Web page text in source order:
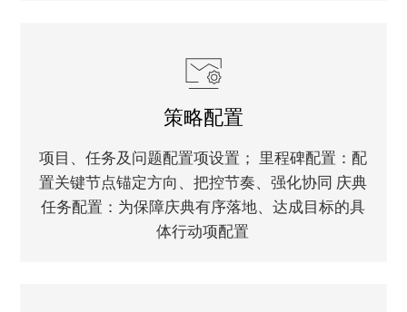
策略配置
项目、任务及问题配置项设置； 里程碑配置：配
置关键节点锚定方向、把控节奏、强化协同 庆典
任务配置：为保障庆典有序落地、达成目标的具
体行动项配置